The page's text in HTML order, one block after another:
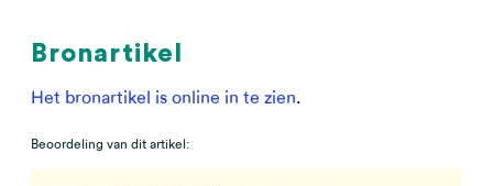
Bronartikel
Het bronartikel is online in te zien.
Beoordeling van dit artikel: